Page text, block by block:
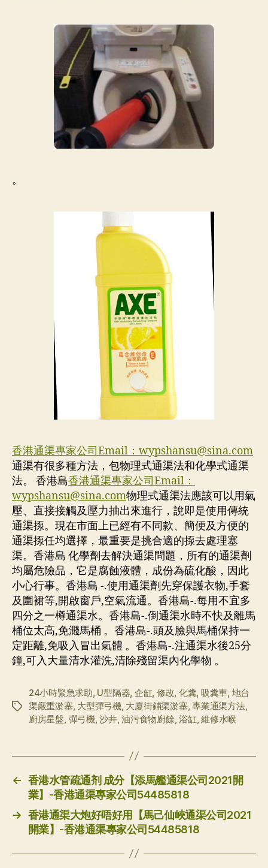
。
香港通渠專家公司Email： wypshansu@sina.com
通渠有很多種方法，包物理式通渠法和化學式通渠
法。 香港島香港通渠專家公司Email：
wypshansu@sina.com物理式通渠法應該可以用氣
壓、直接接觸及壓力抽出來進行，說即是使用傳統
通渠揼。現在市面上已經有不同款、簡便及方便的
通渠揼任均選擇，最重要是挑合適的揼去處理塞
渠。香港島 化學劑去解決通渠問題，所有的通渠劑
均屬危險品，它是腐蝕液體，成份為硫化酸，因此
小心行事。香港島 -.使用通渠劑先穿保護衣物,手套
及圍裙等,開啟窗戶,空氣流通。香港島-.每用不宜多
四分之一樽通渠水。香港島-.倒通渠水時不快及離馬
桶位太高,免濺馬桶 。香港島-.頭及臉與馬桶保持一
定距離,免吸入冒出氣體 。香港島-.注通渠水後25分
鐘,可入大量清水灌洗,清除殘留渠內化學物 。
标
24小時緊急求助 U型隔器 企缸 修改 化糞 吸糞車 地台
渠嚴重淤塞, 大型彈弓機, 大廈街鋪渠淤塞,專業通渠方法,
廚房星盤 彈弓機,沙井,油污食物廚餘 ,浴缸 ,維修水喉
← 香港水管疏通剂 成分【添馬艦通渠公司2021開
業】-香港通渠專家公司54485818
→ 香港通渠大炮好唔好用【馬己仙峽通渠公司2021
開業】-香港通渠專家公司54485818